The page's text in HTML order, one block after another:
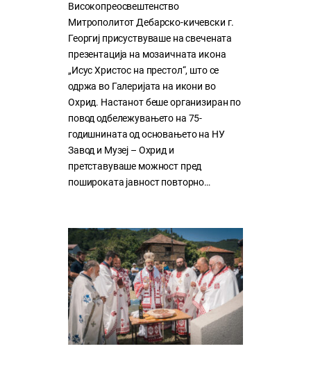
Високопреосвештенство
Митрополитот Дебарско-кичевски г.
Георгиј присуствуваше на свечената
презентација на мозаичната икона
„Исус Христос на престол“, што се
одржа во Галеријата на икони во
Охрид. Настанот беше организиран по
повод одбележувањето на 75-
годишнината од основањето на НУ
Завод и Музеј – Охрид и
претставуваше можност пред
пошироката јавност повторно…